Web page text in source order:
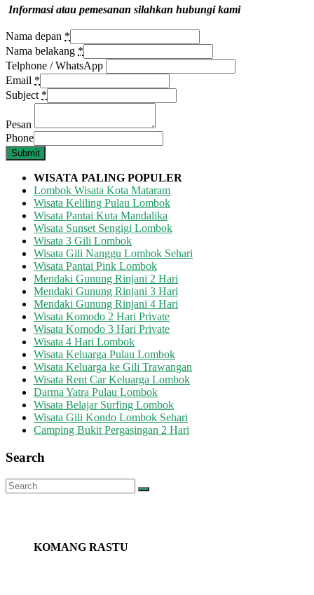
Informasi atau pemesanan silahkan hubungi kami
Nama depan *
Nama belakang *
Telphone / WhatsApp
Email *
Subject *
Pesan
Phone
Submit
WISATA PALING POPULER
Lombok Wisata Kota Mataram
Wisata Keliling Pulau Lombok
Wisata Pantai Kuta Mandalika
Wisata Sunset Sengigi Lombok
Wisata 3 Gili Lombok
Wisata Gili Nanggu Lombok Sehari
Wisata Pantai Pink Lombok
Mendaki Gunung Rinjani 2 Hari
Mendaki Gunung Rinjani 3 Hari
Mendaki Gunung Rinjani 4 Hari
Wisata Komodo 2 Hari Private
Wisata Komodo 3 Hari Private
Wisata 4 Hari Lombok
Wisata Keluarga Pulau Lombok
Wisata Keluarga ke Gili Trawangan
Wisata Rent Car Keluarga Lombok
Darma Yatra Pulau Lombok
Wisata Belajar Surfing Lombok
Wisata Gili Kondo Lombok Sehari
Camping Bukit Pergasingan 2 Hari
Search
KOMANG RASTU